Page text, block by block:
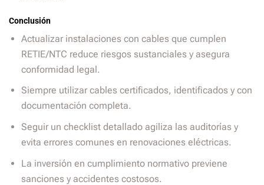
Conclusión
Actualizar instalaciones con cables que cumplen
RETIE/NTC reduce riesgos sustanciales y asegura
conformidad legal.
Siempre utilizar cables certificados, identificados y con
documentación completa.
Seguir un checklist detallado agiliza las auditorías y
evita errores comunes en renovaciones eléctricas.
La inversión en cumplimiento normativo previene
sanciones y accidentes costosos.